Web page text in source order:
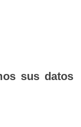
sus datos